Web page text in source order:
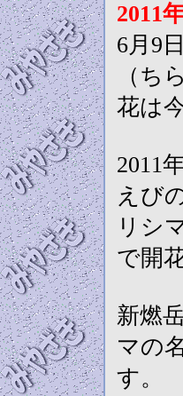
2011
6月9
（ち
花は
2011
えび
リシ
で開
新燃
マの
す。